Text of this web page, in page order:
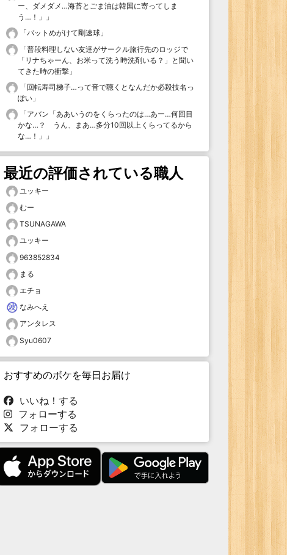
ー、ダメダメ…海苔とごま油は韓国に寄ってしま
う…！」
」
「バットめがけて剛速球 」
「普段料理しない友達がサークル旅行先のロッジで
「リナちゃーん、お米って洗う時洗剤いる？」と聞い
てきた時の衝撃 」
「回転寿司梯子…って音で聴くとなんだか必殺技名っ
ぽい 」
「アバン「ああいうのをくらったのは…あー…何回目
かな…？ うん、まあ…多分10回以上くらってるから
な…！」
」
最近の評価されている職人
ユッキー
むー
TSUNAGAWA
ユッキー
963852834
まる
エチョ
なみへえ
アンタレス
Syu0607
おすすめのボケを毎日お届け
いいね！する
フォローする
フォローする